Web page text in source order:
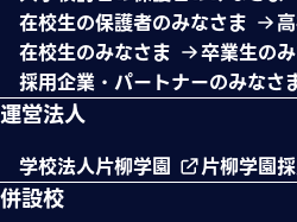
在校生の保護者のみなさま
在校生のみなさま
卒業生の
採用企業・パートナーのみなさ
運営法人
学校法人片柳学園 片柳学園
併設校